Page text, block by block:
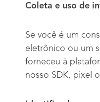
Coleta e uso de
Se você é um
eletrônico ou um
forneceu à
nosso SDK, pixel